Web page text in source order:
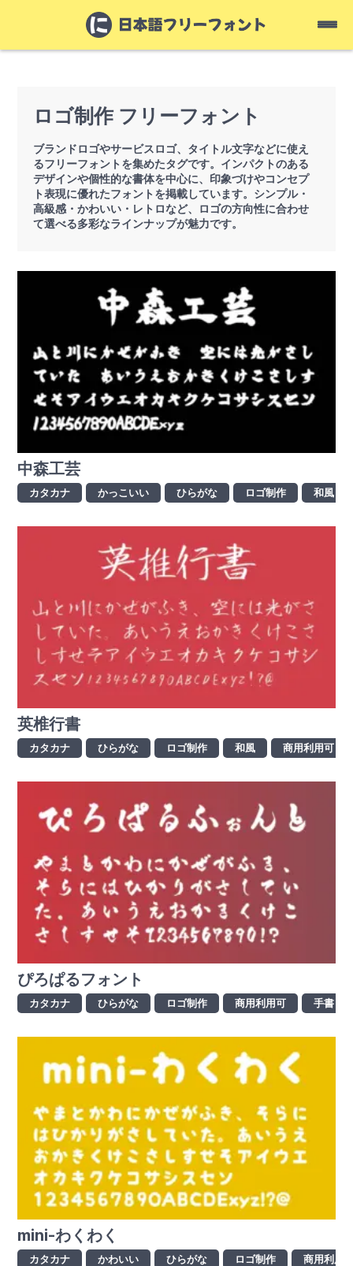
ロゴ制作 フリーフォント
ブランドロゴやサービスロゴ、タイトル文字などに使え
るフリーフォントを集めたタグです。インパクトのある
デザインや個性的な書体を中心に、印象づけやコンセプ
ト表現に優れたフォントを掲載しています。シンプル・
高級感・かわいい・レトロなど、ロゴの方向性に合わせ
て選べる多彩なラインナップが魅力です。
中森工芸
カタカナ かっこいい ひらがな ロゴ制作 和風
英椎行書
カタカナ ひらがな ロゴ制作 和風 商用利用可
ぴろぱるフォント
カタカナ ひらがな ロゴ制作 商用利用可 手書き
mini-わくわく
カタカナ かわいい ひらがな ロゴ制作 商用利用